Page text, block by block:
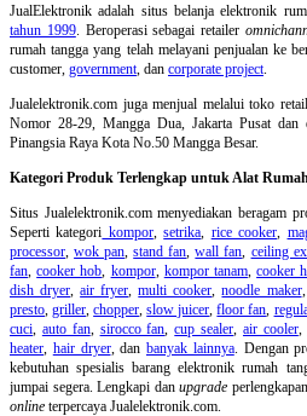
JualElektronik adalah situs belanja elektronik
tahun 1999. Beroperasi sebagai retailer
rumah tangga yang telah melayani penjualan ke
customer, government, dan corporate project.
Jualelektronik.com juga menjual melalui toko
Nomor 28-29, Mangga Dua, Jakarta Pusat
Pinangsia Raya Kota No.50 Mangga Besar.
Kategori Produk Terlengkap untuk Alat
Situs Jualelektronik.com menyediakan beragam
Seperti kategori kompor,setrika, rice cooker,
processor,wok pan,stand fan,wall fan, ceiling
fan,cooker hob, kompor, kompor tanam,cooker
dish dryer,air fryer,multi cooker,noodle maker,
presto,griller,chopper,slow juicer,floor fan,
cuci, auto fan, sirocco fan,cup sealer,air cooler,
heater, hair dryer, dan banyak lainnya. Dengan
kebutuhan spesialis barang elektronik rumah
jumpai segera. Lengkapi danupgrade
online terpercaya Jualelektronik.com.